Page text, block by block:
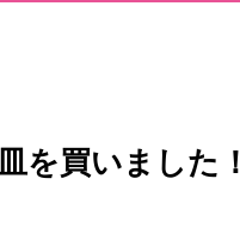
を買いました！